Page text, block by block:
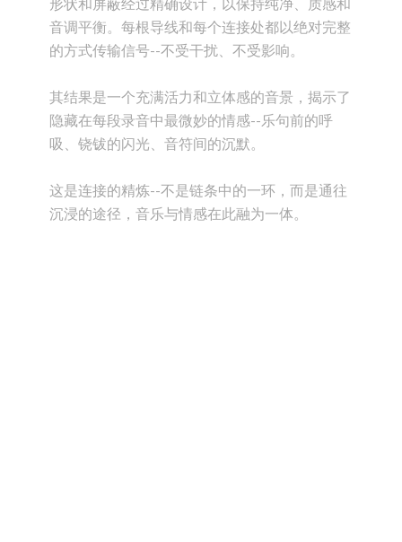
形状和屏蔽经过精确设计，以保持纯净、质感和
音调平衡。每根导线和每个连接处都以绝对完整
的方式传输信号--不受干扰、不受影响。
其结果是一个充满活力和立体感的音景，揭示了
隐藏在每段录音中最微妙的情感--乐句前的呼
吸、铙钹的闪光、音符间的沉默。
这是连接的精炼--不是链条中的一环，而是通往
沉浸的途径，音乐与情感在此融为一体。